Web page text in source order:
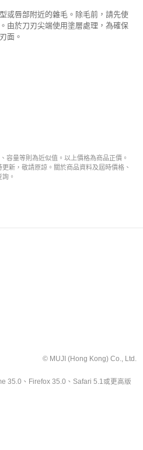
或唇部附近的雜毛。除毛前，請先使
由於刀刃尖端使用塗層處理，為確保
面。
容量等則為近似值。以上價格為商品正價。
新，敬請原諒。關於商品資料及屆時價格、
。
© MUJI (Hong Kong) Co., Ltd.
35.0、Firefox 35.0、Safari 5.1或更高版